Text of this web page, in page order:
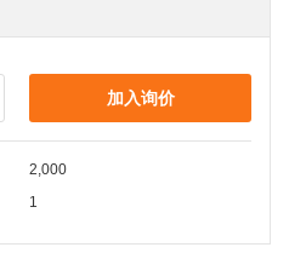
加入询价
2,000
1